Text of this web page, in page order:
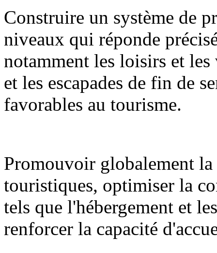
Construire un système de
niveaux qui réponde
notamment les loisirs et
et les escapades de fin de
favorables au tourisme.
Promouvoir globalement
touristiques, optimiser la
tels que l'hébergement et
renforcer la capacité